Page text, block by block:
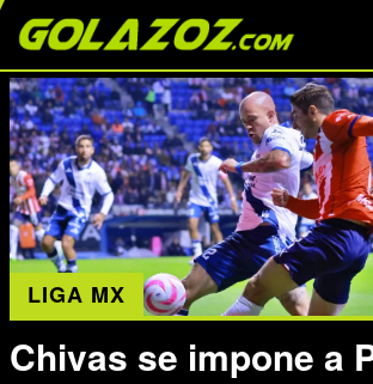
LIGA MX
Chivas se impone a